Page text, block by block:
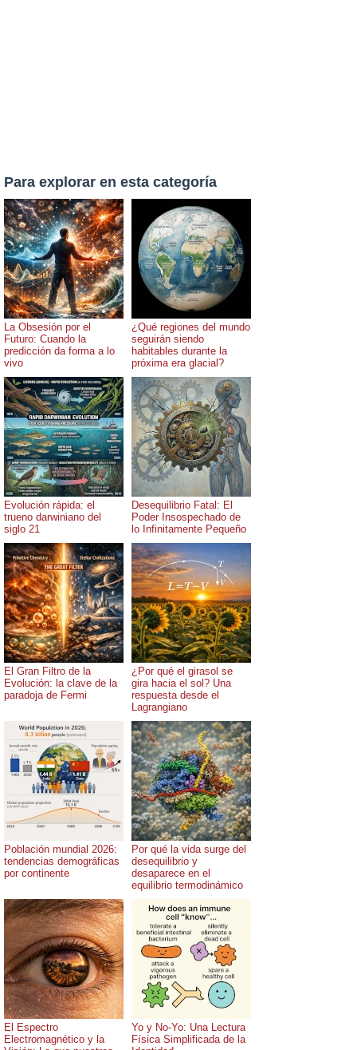
Para explorar en esta categoría
La Obsesión por el
Futuro: Cuando la
predicción da forma a lo
vivo
¿Qué regiones del mundo
seguirán siendo
habitables durante la
próxima era glacial?
Evolución rápida: el
trueno darwiniano del
siglo 21
Desequilibrio Fatal: El
Poder Insospechado de
lo Infinitamente Pequeño
El Gran Filtro de la
Evolución: la clave de la
paradoja de Fermi
¿Por qué el girasol se
gira hacia el sol? Una
respuesta desde el
Lagrangiano
Población mundial 2026:
tendencias demográficas
por continente
Por qué la vida surge del
desequilibrio y
desaparece en el
equilibrio termodinámico
El Espectro
Electromagnético y la
Yo y No-Yo: Una Lectura
Física Simplificada de la